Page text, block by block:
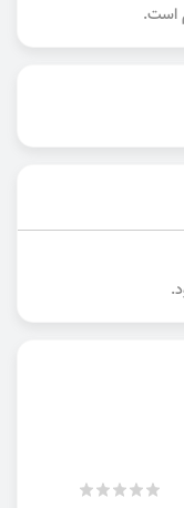
است.